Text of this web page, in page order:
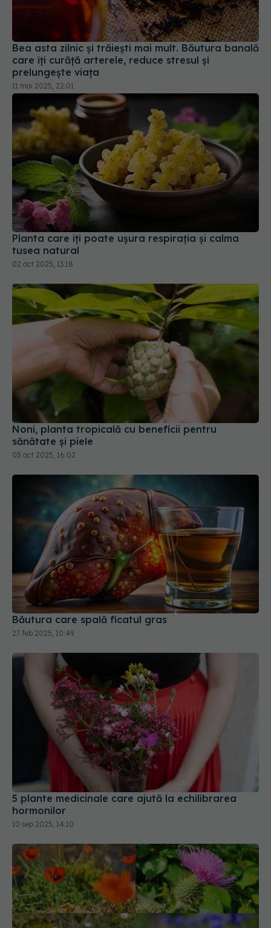
care îți curăță arterele, reduce stresul și
prelungește viața
11 mai 2025, 22:01
Planta care îți poate ușura respirația și calma
tusea natural
02 oct 2025, 13:18
Noni, planta tropicală cu beneficii pentru
sănătate și piele
05 oct 2025, 16:02
Băutura care spală ficatul gras
27 feb 2025, 10:49
5 plante medicinale care ajută la echilibrarea
hormonilor
10 sep 2025, 14:10